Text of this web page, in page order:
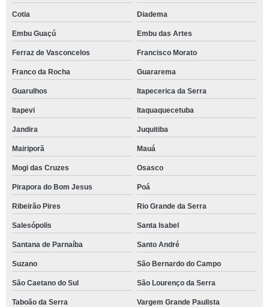
Cotia Diadema
Embu Guaçú Embu das Artes
Ferraz de Vasconcelos Francisco Morato
Franco da Rocha Guararema
Guarulhos Itapecerica da Serra
Itapevi Itaquaquecetuba
Jandira Juquitiba
Mairiporã Mauá
Mogi das Cruzes Osasco
Pirapora do Bom Jesus Poá
Ribeirão Pires Rio Grande da Serra
Salesópolis Santa Isabel
Santana de Parnaíba Santo André
Suzano São Bernardo do Campo
São Caetano do Sul São Lourenço da Serra
Taboão da Serra
Vargem Grande Paulista